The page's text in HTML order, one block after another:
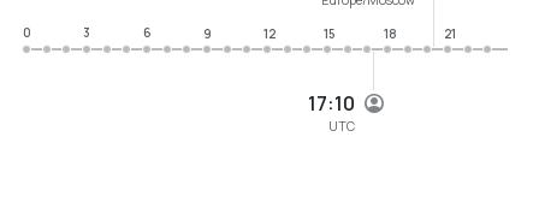
17:10
UTC
0
3 6 9 12 15 18 21